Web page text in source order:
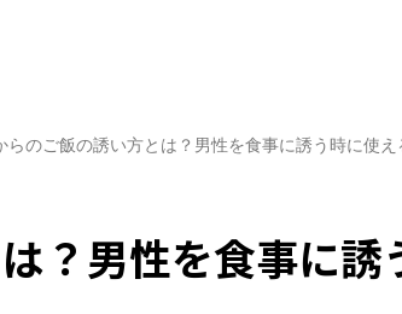
らのご飯の誘い方とは？男性を食事に誘う時に使
？男性を食事に誘